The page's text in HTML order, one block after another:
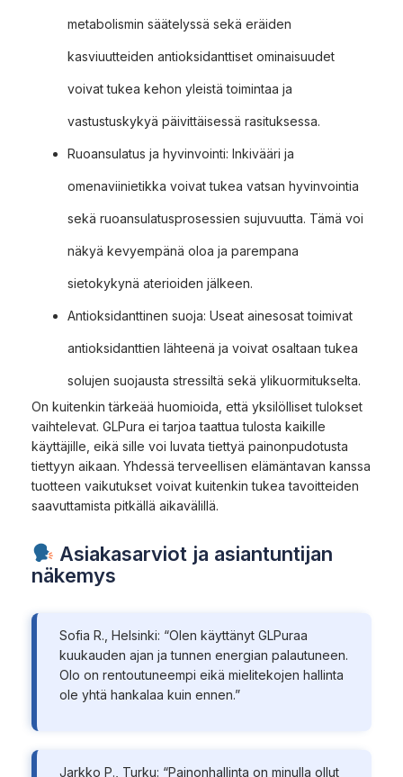
metabolismin säätelyssä sekä eräiden
kasviuutteiden antioksidanttiset ominaisuudet
voivat tukea kehon yleistä toimintaa ja
vastustuskykyä päivittäisessä rasituksessa.
Ruoansulatus ja hyvinvointi: Inkivääri ja
omenaviinietikka voivat tukea vatsan hyvinvointia
sekä ruoansulatusprosessien sujuvuutta. Tämä voi
näkyä kevyempänä oloa ja parempana
sietokykynä aterioiden jälkeen.
Antioksidanttinen suoja: Useat ainesosat toimivat
antioksidanttien lähteenä ja voivat osaltaan tukea
solujen suojausta stressiltä sekä ylikuormitukselta.
On kuitenkin tärkeää huomioida, että yksilölliset tulokset
vaihtelevat. GLPura ei tarjoa taattua tulosta kaikille
käyttäjille, eikä sille voi luvata tiettyä painonpudotusta
tiettyyn aikaan. Yhdessä terveellisen elämäntavan kanssa
tuotteen vaikutukset voivat kuitenkin tukea tavoitteiden
saavuttamista pitkällä aikavälillä.
Asiakasarviot ja asiantuntijan
näkemys
Sofia R., Helsinki: “Olen käyttänyt GLPuraa
kuukauden ajan ja tunnen energian palautuneen.
Olo on rentoutuneempi eikä mielitekojen hallinta
ole yhtä hankalaa kuin ennen.”
Jarkko P., Turku: “Painonhallinta on minulla ollut